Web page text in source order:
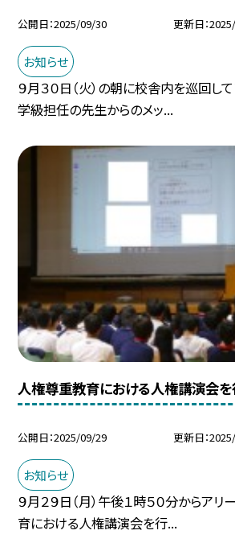
公開日 2025/09/30 更新日
お知らせ
９月３０日（火）の朝に校舎内を巡回し
学級担任の先生からのメッ...
人権尊重教育における人権講演会を
公開日 2025/09/29 更新日
お知らせ
９月２９日（月）午後１時５０分からア
育における人権講演会を行...